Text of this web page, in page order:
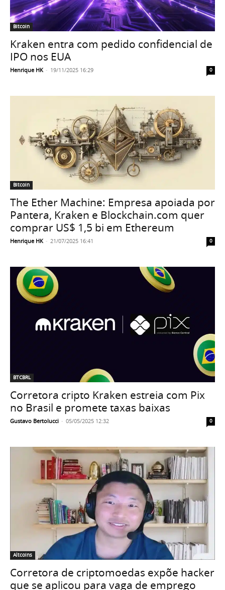
Bitcoin
Kraken entra com pedido confidencial de
IPO nos EUA
Henrique HK - 19/11/2025 16:29 0
Bitcoin
The Ether Machine: Empresa apoiada por
Pantera, Kraken e Blockchain.com quer
comprar US$ 1,5 bi em Ethereum
Henrique HK - 21/07/2025 16:41 0
BTCBRL
Corretora cripto Kraken estreia com Pix
no Brasil e promete taxas baixas
Gustavo Bertolucci - 05/05/2025 12:32 0
Altcoins
Corretora de criptomoedas expõe hacker
que se aplicou para vaga de emprego